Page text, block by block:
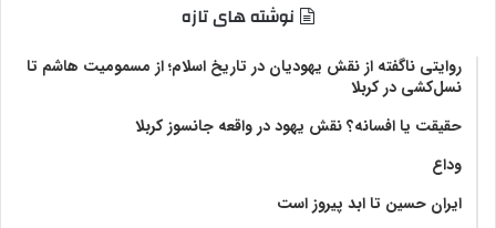
نوشته های تازه
روایتی ناگفته از نقش یهودیان در تاریخ اسلام؛ از مسمومیت هاشم تا
نسل‌کشی در کربلا
حقیقت یا افسانه؟‌ نقش یهود در واقعه جانسوز کربلا
وداع
ایران حسین تا ابد پیروز است